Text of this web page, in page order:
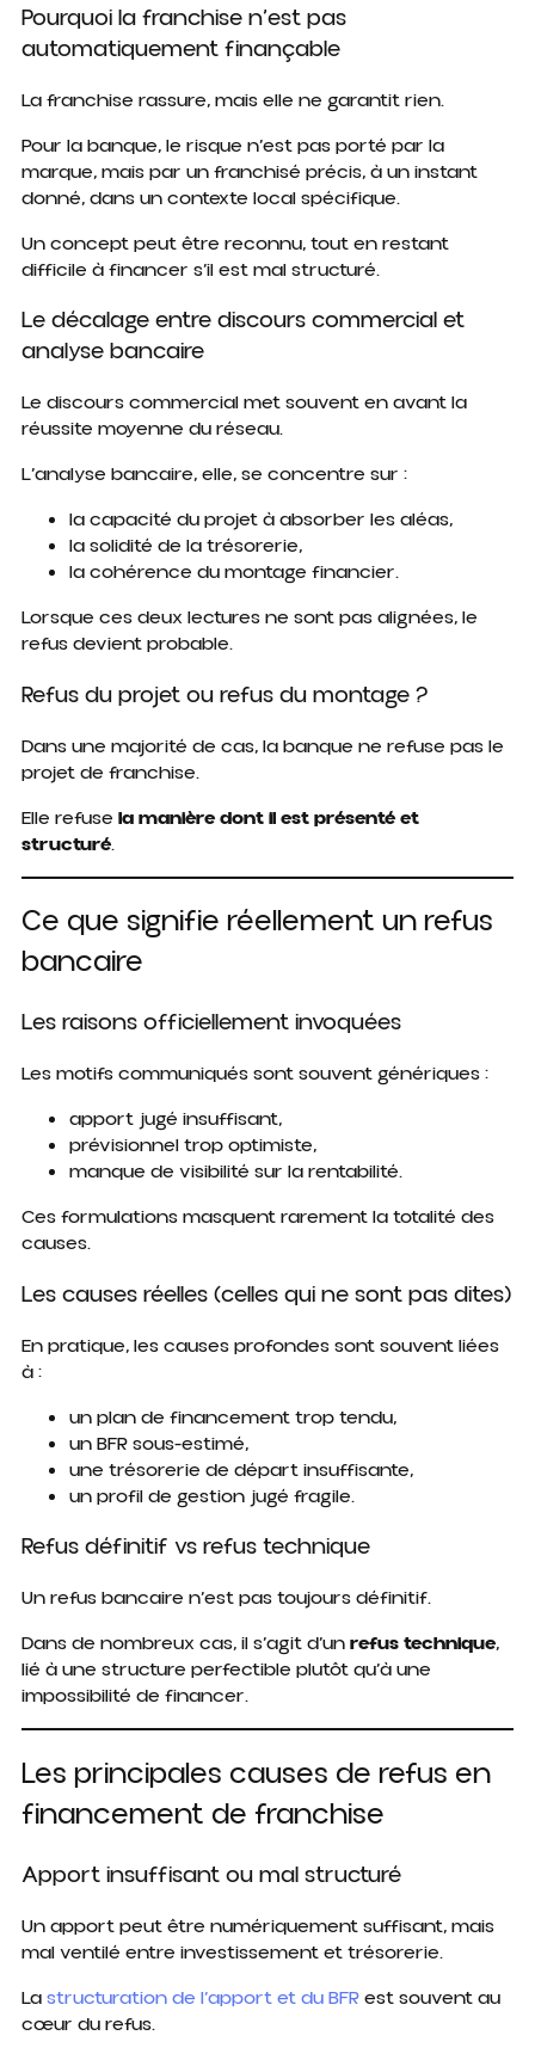
Pourquoi la franchise n’est pas
automatiquement finançable
La franchise rassure, mais elle ne garantit rien.
Pour la banque, le risque n’est pas porté par la
marque, mais par un franchisé précis, à un instant
donné, dans un contexte local spécifique.
Un concept peut être reconnu, tout en restant
difficile à financer s’il est mal structuré.
Le décalage entre discours commercial et
analyse bancaire
Le discours commercial met souvent en avant la
réussite moyenne du réseau.
L’analyse bancaire, elle, se concentre sur :
la capacité du projet à absorber les aléas,
la solidité de la trésorerie,
la cohérence du montage financier.
Lorsque ces deux lectures ne sont pas alignées, le
refus devient probable.
Refus du projet ou refus du montage ?
Dans une majorité de cas, la banque ne refuse pas le
projet de franchise.
Elle refuse la manière dont il est présenté et
structuré.
Ce que signifie réellement un refus
bancaire
Les raisons officiellement invoquées
Les motifs communiqués sont souvent génériques :
apport jugé insuffisant,
prévisionnel trop optimiste,
manque de visibilité sur la rentabilité.
Ces formulations masquent rarement la totalité des
causes.
Les causes réelles (celles qui ne sont pas dites)
En pratique, les causes profondes sont souvent liées
à :
un plan de financement trop tendu,
un BFR sous-estimé,
une trésorerie de départ insuffisante,
un profil de gestion jugé fragile.
Refus définitif vs refus technique
Un refus bancaire n’est pas toujours définitif.
Dans de nombreux cas, il s’agit d’unrefus technique,
lié à une structure perfectible plutôt qu’à une
impossibilité de financer.
Les principales causes de refus en
financement de franchise
Apport insuffisant ou mal structuré
Un apport peut être numériquement suffisant, mais
mal ventilé entre investissement et trésorerie.
Lastructuration de l’apport et du BFRest souvent au
cœur du refus.